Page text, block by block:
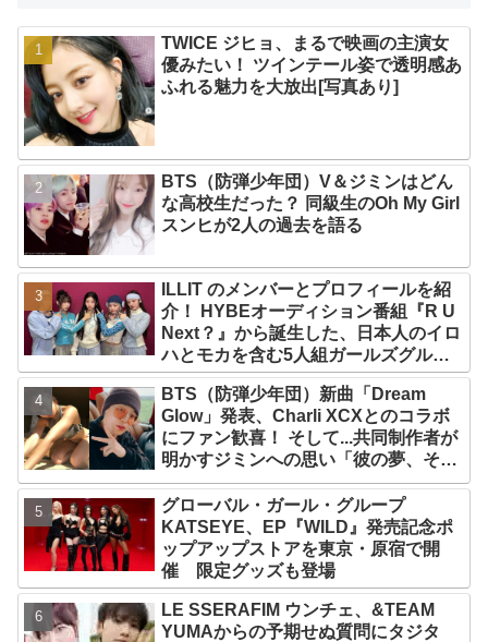
TWICE ジヒョ、まるで映画の主演女
優みたい！ ツインテール姿で透明感あ
ふれる魅力を大放出[写真あり]
BTS（防弾少年団）V＆ジミンはどん
な高校生だった？ 同級生のOh My Girl
スンヒが2人の過去を語る
ILLIT のメンバーとプロフィールを紹
介！ HYBEオーディション番組『R U
Next？』から誕生した、日本人のイロ
ハとモカを含む5人組ガールズグルー
プ！ デビュー曲「Magnetic」がいき
なりの大ヒット
BTS（防弾少年団）新曲「Dream
Glow」発表、Charli XCXとのコラボ
にファン歓喜！ そして...共同制作者が
明かすジミンへの思い「彼の夢、そし
て彼の絶望から生まれた歌」
グローバル・ガール・グループ
KATSEYE、EP『WILD』発売記念ポ
ップアップストアを東京・原宿で開
催 限定グッズも登場
LE SSERAFIM ウンチェ、&TEAM
YUMAからの予期せぬ質問にタジタ